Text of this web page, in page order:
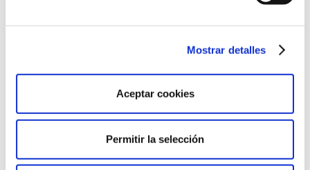
Mostrar detalles
Aceptar cookies
Permitir la selección
Power skills: por qué todo el mundo habla de ellas